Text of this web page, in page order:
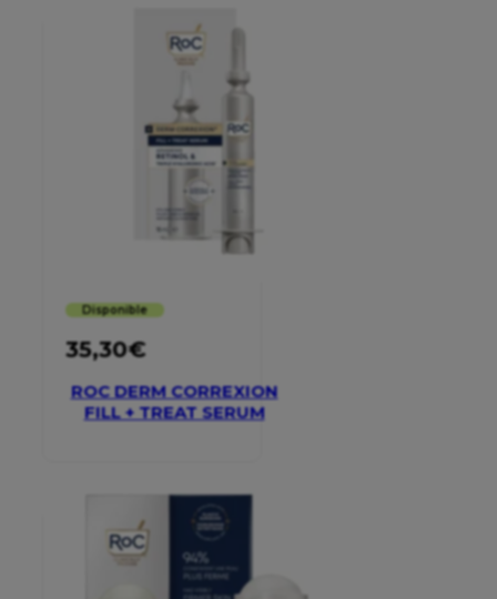
Disponible
35,30€
ROC DERM CORREXION
FILL + TREAT SERUM